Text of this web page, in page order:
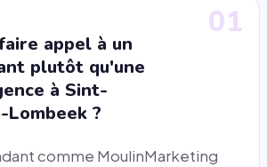
01
appel à un
plutôt qu'une
à Sint-
Lombeek ?
comme MoulinMarketing